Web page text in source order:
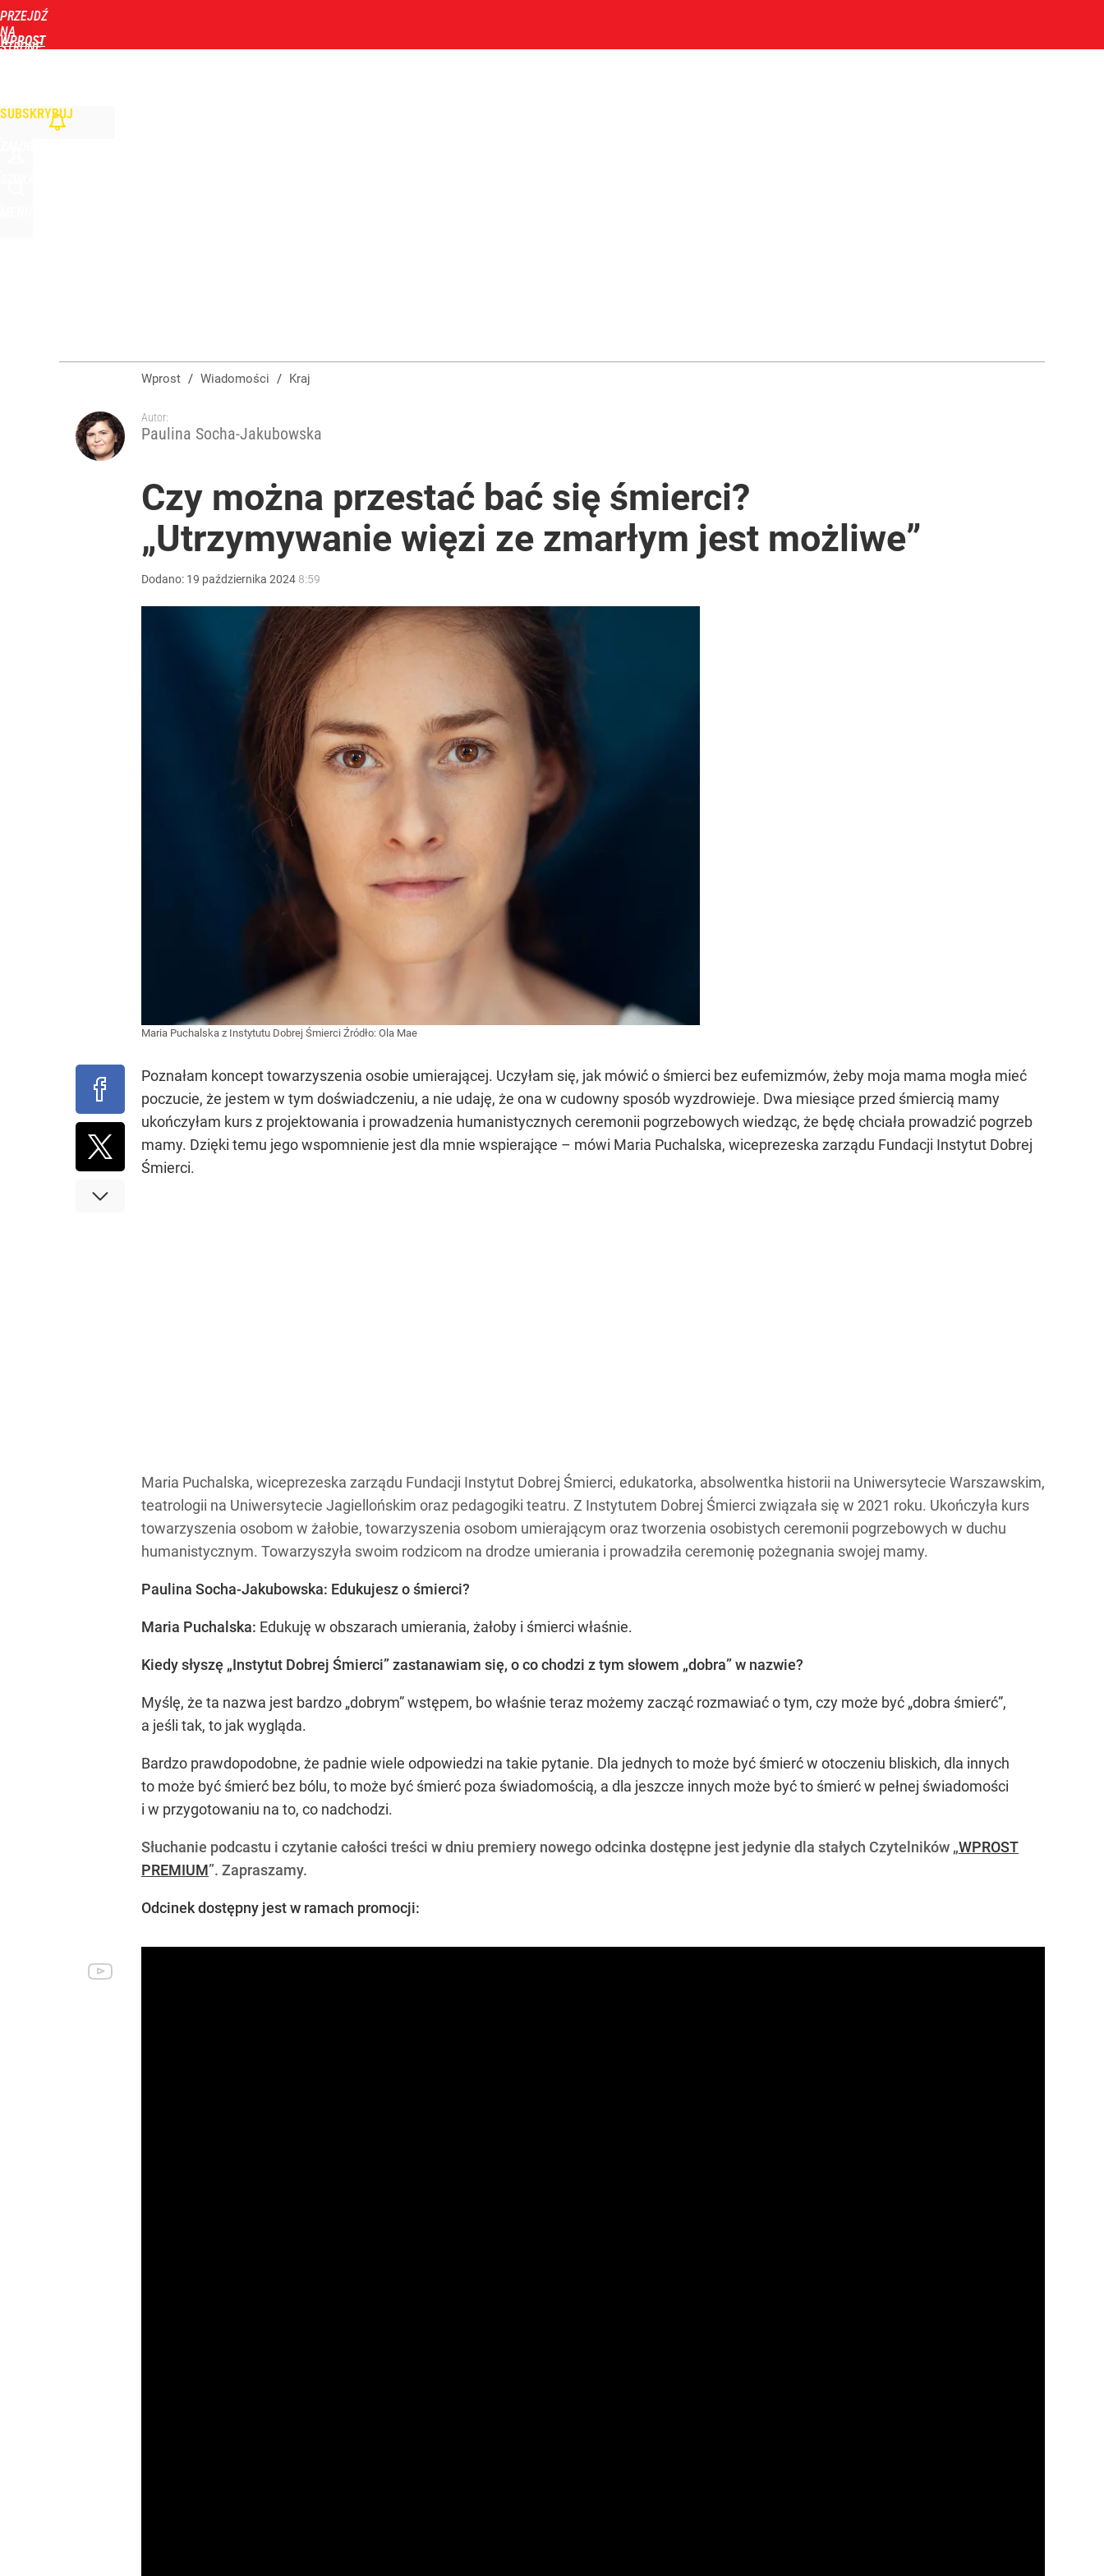
PRZEJDŹ
NA
STRONĘ
WPROST
SUBSKRYBUJ
Wprost / Wiadomości / Kraj
Autor:
Paulina Socha-Jakubowska
Czy można przestać bać się śmierci?
„Utrzymywanie więzi ze zmarłym jest możliwe”
Dodano: 19 października 2024 8:59
Maria Puchalska z Instytutu Dobrej Śmierci Źródło: Ola Mae
Poznałam koncept towarzyszenia osobie umierającej. Uczyłam się, jak mówić o śmierci bez eufemizmów, żeby moja mama mogła mieć
poczucie, że jestem w tym doświadczeniu, a nie udaję, że ona w cudowny sposób wyzdrowieje. Dwa miesiące przed śmiercią mamy
ukończyłam kurs z projektowania i prowadzenia humanistycznych ceremonii pogrzebowych wiedząc, że będę chciała prowadzić pogrzeb
mamy. Dzięki temu jego wspomnienie jest dla mnie wspierające – mówi Maria Puchalska, wiceprezeska zarządu Fundacji Instytut Dobrej
Śmierci.
Maria Puchalska, wiceprezeska zarządu Fundacji Instytut Dobrej Śmierci, edukatorka, absolwentka historii na Uniwersytecie Warszawskim,
teatrologii na Uniwersytecie Jagiellońskim oraz pedagogiki teatru. Z Instytutem Dobrej Śmierci związała się w 2021 roku. Ukończyła kurs
towarzyszenia osobom w żałobie, towarzyszenia osobom umierającym oraz tworzenia osobistych ceremonii pogrzebowych w duchu
humanistycznym. Towarzyszyła swoim rodzicom na drodze umierania i prowadziła ceremonię pożegnania swojej mamy.
Paulina Socha-Jakubowska: Edukujesz o śmierci?
Maria Puchalska: Edukuję w obszarach umierania, żałoby i śmierci właśnie.
Kiedy słyszę „Instytut Dobrej Śmierci” zastanawiam się, o co chodzi z tym słowem „dobra” w nazwie?
Myślę, że ta nazwa jest bardzo „dobrym” wstępem, bo właśnie teraz możemy zacząć rozmawiać o tym, czy może być „dobra śmierć”,
a jeśli tak, to jak wygląda.
Bardzo prawdopodobne, że padnie wiele odpowiedzi na takie pytanie. Dla jednych to może być śmierć w otoczeniu bliskich, dla innych
to może być śmierć bez bólu, to może być śmierć poza świadomością, a dla jeszcze innych może być to śmierć w pełnej świadomości
i w przygotowaniu na to, co nadchodzi.
Słuchanie podcastu i czytanie całości treści w dniu premiery nowego odcinka dostępne jest jedynie dla stałych Czytelników „WPROST
PREMIUM”. Zapraszamy.
Odcinek dostępny jest w ramach promocji: